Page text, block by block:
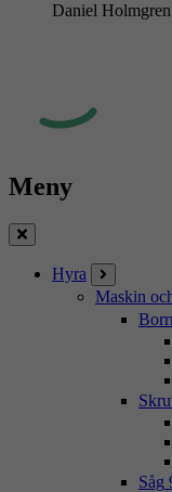
Daniel Holmgren
Meny
Stäng
Hyra
Maskin
Såg